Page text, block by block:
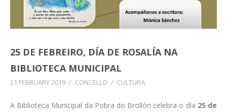
25 DE FEBREIRO, DÍA DE ROSALÍA NA
BIBLIOTECA MUNICIPAL
21 FEBRUARY 2019 / CONCELLO / CULTURA
A Biblioteca Municipal da Pobra do Brollón celebra o día 25 de